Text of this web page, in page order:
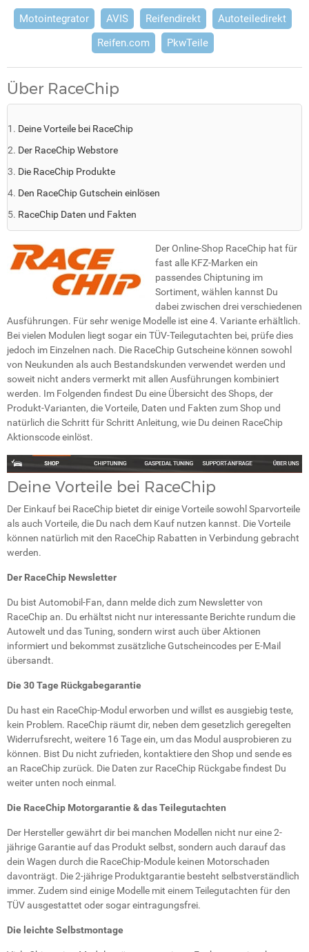
Motointegrator AVIS Reifendirekt
Autoteiledirekt
Reifen.com
PkwTeile
Über RaceChip
Deine Vorteile bei RaceChip
Der RaceChip Webstore
Die RaceChip Produkte
Den RaceChip Gutschein einlösen
RaceChip Daten und Fakten
Der Online-Shop RaceChip hat für
fast alle KFZ-Marken ein
passendes Chiptuning im
Sortiment, wählen kannst Du
dabei zwischen drei verschiedenen
Ausführungen. Für sehr wenige Modelle ist eine 4. Variante erhältlich.
Bei vielen Modulen liegt sogar ein TÜV-Teilegutachten bei, prüfe dies
jedoch im Einzelnen nach. Die RaceChip Gutscheine können sowohl
von Neukunden als auch Bestandskunden verwendet werden und
soweit nicht anders vermerkt mit allen Ausführungen kombiniert
werden. Im Folgenden findest Du eine Übersicht des Shops, der
Produkt-Varianten, die Vorteile, Daten und Fakten zum Shop und
natürlich die Schritt für Schritt Anleitung, wie Du deinen RaceChip
Aktionscode einlöst.
Deine Vorteile bei RaceChip
Der Einkauf bei RaceChip bietet dir einige Vorteile sowohl Sparvorteile
als auch Vorteile, die Du nach dem Kauf nutzen kannst. Die Vorteile
können natürlich mit den RaceChip Rabatten in Verbindung gebracht
werden.
Der RaceChip Newsletter
Du bist Automobil-Fan, dann melde dich zum Newsletter von
RaceChip an. Du erhältst nicht nur interessante Berichte rundum die
Autowelt und das Tuning, sondern wirst auch über Aktionen
informiert und bekommst zusätzliche Gutscheincodes per E-Mail
übersandt.
Die 30 Tage Rückgabegarantie
Du hast ein RaceChip-Modul erworben und willst es ausgiebig teste,
kein Problem. RaceChip räumt dir, neben dem gesetzlich geregelten
Widerrufsrecht, weitere 16 Tage ein, um das Modul ausprobieren zu
können. Bist Du nicht zufrieden, kontaktiere den Shop und sende es
an RaceChip zurück. Die Daten zur RaceChip Rückgabe findest Du
weiter unten noch einmal.
Die RaceChip Motorgarantie & das Teilegutachten
Der Hersteller gewährt dir bei manchen Modellen nicht nur eine 2-
jährige Garantie auf das Produkt selbst, sondern auch darauf das
dein Wagen durch die RaceChip-Module keinen Motorschaden
davonträgt. Die 2-jährige Produktgarantie besteht selbstverständlich
immer. Zudem sind einige Modelle mit einem Teilegutachten für den
TÜV ausgestattet oder sogar eintragungsfrei.
Die leichte Selbstmontage